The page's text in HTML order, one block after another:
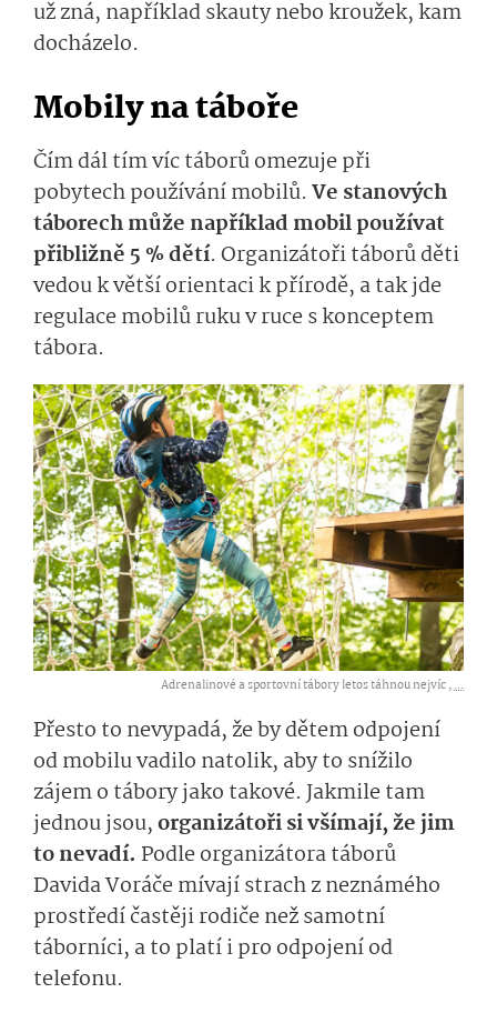
už zná, například skauty nebo kroužek, kam
docházelo.
Mobily na táboře
Čím dál tím víc táborů omezuje při
pobytech používání mobilů. Ve stanových
táborech může například mobil používat
přibližně 5 % dětí. Organizátoři táborů děti
vedou k větší orientaci k přírodě, a tak jde
regulace mobilů ruku v ruce s konceptem
tábora.
Adrenalinové a sportovní tábory letos táhnou nejvíc ,...
Přesto to nevypadá, že by dětem odpojení
od mobilu vadilo natolik, aby to snížilo
zájem o tábory jako takové. Jakmile tam
jednou jsou,organizátoři si všímají, že jim
to nevadí. Podle organizátora táborů
Davida Voráče mívají strach z neznámého
prostředí častěji rodiče než samotní
táborníci, a to platí i pro odpojení od
telefonu.